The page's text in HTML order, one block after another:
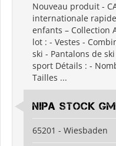
Nouveau produit -
internationale
enfants – Collection
lot : - Vestes -
ski - Pantalons de
sport Détails : -
Tailles ...
Nipa Stock
65201 - Wiesbaden